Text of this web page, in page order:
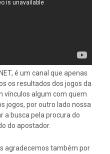
é um canal que apenas
os resultados dos jogos da
vínculos algum com quem
jogos, por outro lado nossa
a busca pela procura do
do apostador.
agradecemos também por